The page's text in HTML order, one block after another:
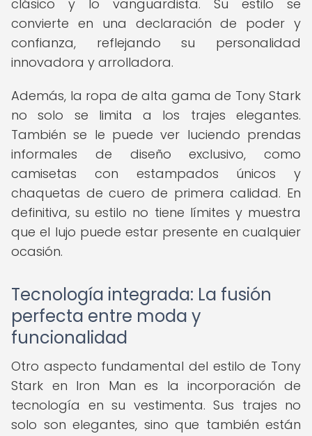
clásico y lo vanguardista. Su estilo se
convierte en una declaración de poder y
confianza, reflejando su personalidad
innovadora y arrolladora.
Además, la ropa de alta gama de Tony Stark
no solo se limita a los trajes elegantes.
También se le puede ver luciendo prendas
informales de diseño exclusivo, como
camisetas con estampados únicos y
chaquetas de cuero de primera calidad. En
definitiva, su estilo no tiene límites y muestra
que el lujo puede estar presente en cualquier
ocasión.
Tecnología integrada: La fusión
perfecta entre moda y
funcionalidad
Otro aspecto fundamental del estilo de Tony
Stark en Iron Man es la incorporación de
tecnología en su vestimenta. Sus trajes no
solo son elegantes, sino que también están